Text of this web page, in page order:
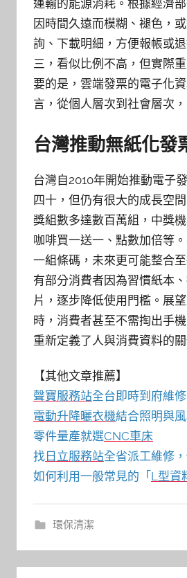
運輸的能源消耗。根據經濟
因時間久遠而模糊、褪色，
詢、下載明細，方便報帳或
三，看似比例不高，但實際
要的是，雲端發票的電子化
言，從個人層次到社會層次
台灣推動無紙化發
台灣自2010年開始推動電子
四十，但仍有很大的成長空
獎組數多達數百萬組，中獎
咖啡買一送一、點數加倍等
一組條碼，未來更可能整合
有部分消費者因為習慣紙本
片，逐步降低使用門檻。展
時，消費者甚至不需掏出手
重新定義了人與消費資料的
【其他文章推薦】
聲寶服務站全台即時到府維
電動升降曬衣機結合照明與
零件量產就選CNC車床
找日立服務站全省派工維修
如何利用一般常見的「L型資
環保清潔